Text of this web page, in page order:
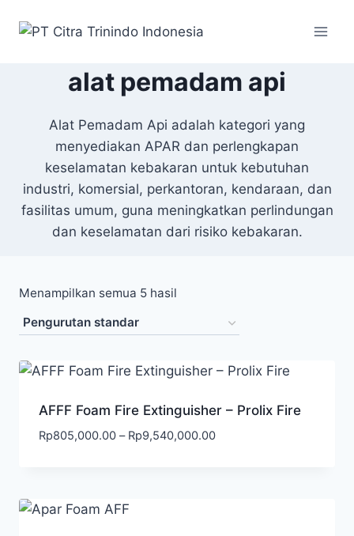
alat pemadam api
Alat Pemadam Api adalah kategori yang
menyediakan APAR dan perlengkapan
keselamatan kebakaran untuk kebutuhan
industri, komersial, perkantoran, kendaraan, dan
fasilitas umum, guna meningkatkan perlindungan
dan keselamatan dari risiko kebakaran.
Menampilkan semua 5 hasil
AFFF Foam Fire Extinguisher – Prolix Fire
Rp805,000.00 – Rp9,540,000.00